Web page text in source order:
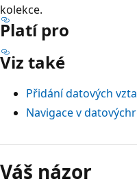
kolekce.
Platí pro
Viz také
Přidání datových
Navigace v
Režim
čtení
zakázán
Váš názor